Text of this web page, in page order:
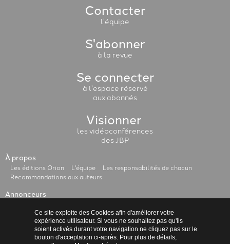
Contacter
l'équipe
S'abonner
à la revue
Se connecter
à l'espace réservé
aux abonnés
Visionner
les vidéoconférences
des JBP
À propos
Les éditions Orion L'équipe
Les responsabilités de chacun
Recommandations aux auteurs
Annonceurs
Administration Conditions Générales de Vente
Mentions légales Politique de confidentialité
Ce site exploite des Cookies afin d'améliorer votre
expérience utilisateur. Si vous ne souhaitez pas qu'ils
soient activés durant votre navigation ne cliquez pas sur le
bouton d'acceptation ci-après. Pour plus de détails,